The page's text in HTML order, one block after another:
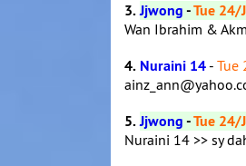
3.Jjwong-Tue 24/
Wan Ibrahim &
4. Nuraini 14 - Tue
5.Jjwong-Tue 24/
Nuraini 14 >> sy